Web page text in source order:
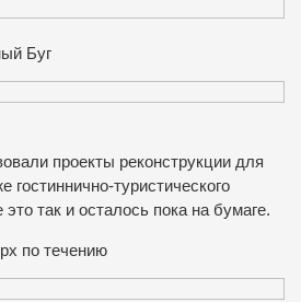
Буг
проекты реконструкции для
гостиннично-туристического
так и осталось пока на бумаге.
по течению